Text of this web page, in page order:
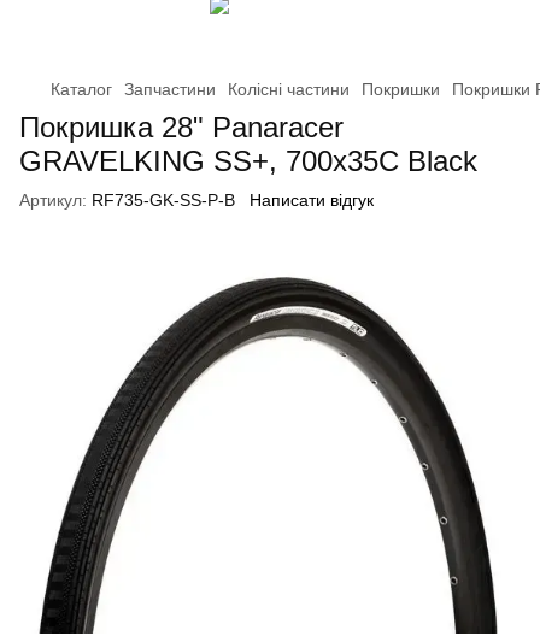
Каталог Запчастини Колісні частини Покришки Покришки
Покришка 28" Panaracer
GRAVELKING SS+, 700x35C Black
Артикул: RF735-GK-SS-P-B Написати відгук